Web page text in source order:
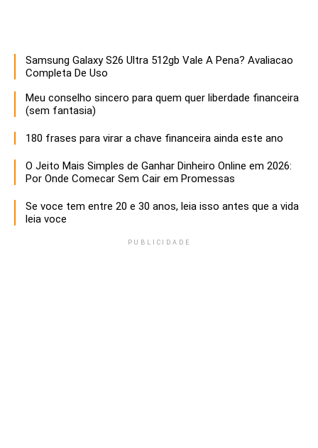
Samsung Galaxy S26 Ultra 512gb Vale A Pena? Avaliacao
Completa De Uso
Meu conselho sincero para quem quer liberdade financeira
(sem fantasia)
180 frases para virar a chave financeira ainda este ano
O Jeito Mais Simples de Ganhar Dinheiro Online em 2026:
Por Onde Comecar Sem Cair em Promessas
Se voce tem entre 20 e 30 anos, leia isso antes que a vida
leia voce
PUBLICIDADE